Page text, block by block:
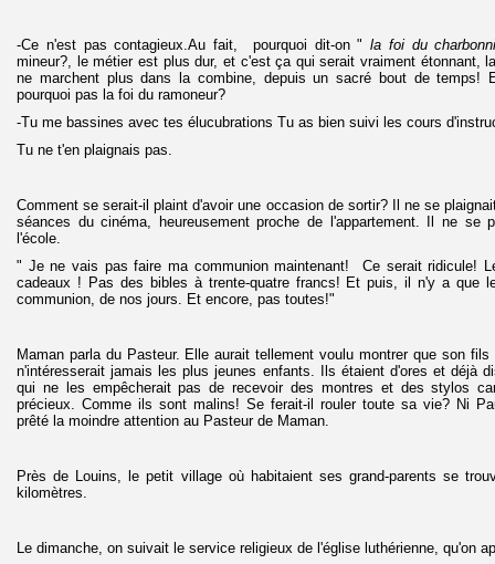
-Ce n'est pas contagieux.Au fait, pourquoi dit-on "la foi du
mineur?, le métier est plus dur, et c'est ça qui serait vraiment étonnant,
ne marchent plus dans la combine, depuis un sacré bout de temps!
pourquoi pas la foi du ramoneur?
-Tu me bassines avec tes élucubrations Tu as bien suivi les cours
Tu ne t'en plaignais pas.
Comment se serait-il plaint d'avoir une occasion de sortir? Il ne se
séances du cinéma, heureusement proche de l'appartement. Il ne se
l'école.
" Je ne vais pas faire ma communion maintenant! Ce serait ridicule!
cadeaux ! Pas des bibles à trente-quatre francs! Et puis, il n'y a que
communion, de nos jours. Et encore, pas toutes!"
Maman parla du Pasteur. Elle aurait tellement voulu montrer que son
n'intéresserait jamais les plus jeunes enfants. Ils étaient d'ores et déjà
qui ne les empêcherait pas de recevoir des montres et des stylos
précieux. Comme ils sont malins! Se ferait-il rouler toute sa vie? Ni
prêté la moindre attention au Pasteur de Maman.
Près de Louins, le petit village où habitaient ses grand-parents se
kilomètres.
Le dimanche, on suivait le service religieux de l'église luthérienne, qu'on